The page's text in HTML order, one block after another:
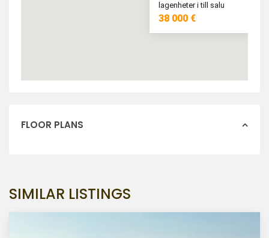
lagenheter i till salu
38 000 €
FLOOR PLANS
SIMILAR LISTINGS